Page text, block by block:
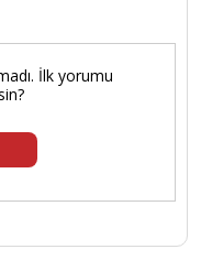
İlk yorumu